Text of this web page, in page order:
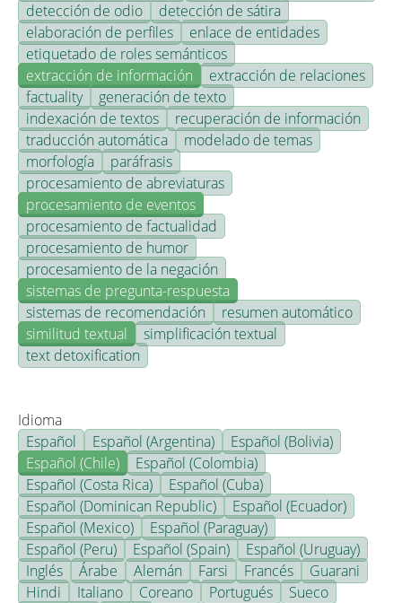
detección de odio
detección de sátira
elaboración de perfiles
enlace de entidades
etiquetado de roles semánticos
extracción de información
extracción de relaciones
factuality
generación de texto
indexación de textos
recuperación de información
traducción automática
modelado de temas
morfología
paráfrasis
procesamiento de abreviaturas
procesamiento de eventos
procesamiento de factualidad
procesamiento de humor
procesamiento de la negación
sistemas de pregunta-respuesta
sistemas de recomendación
resumen automático
similitud textual
simplificación textual
text detoxification
Idioma
Español
Español (Argentina)
Español (Bolivia)
Español (Chile)
Español (Colombia)
Español (Costa Rica)
Español (Cuba)
Español (Dominican Republic)
Español (Ecuador)
Español (Mexico)
Español (Paraguay)
Español (Peru)
Español (Spain)
Español (Uruguay)
Inglés
Árabe Alemán Farsi Francés
Guarani
Hindi
Italiano Coreano Portugués
Sueco